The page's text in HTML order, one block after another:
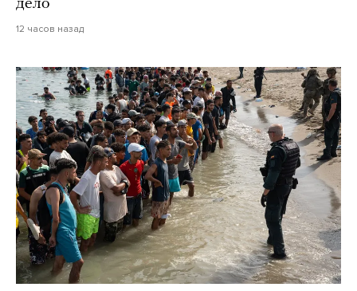
дело
12 часов назад